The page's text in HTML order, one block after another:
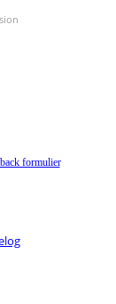
formulier.